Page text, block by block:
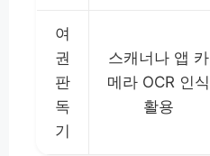
여
권
판
독
기
스캐너나 앱 카
메라 OCR 인식
활용